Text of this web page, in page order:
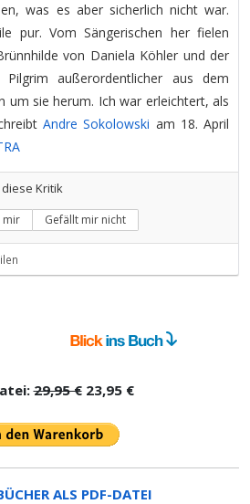
was es aber sicherlich nicht war.
pur. Vom Sängerischen her fielen
von Daniela Köhler und der
Pilgrim außerordentlicher aus dem
um sie herum. Ich war erleichtert, als
Andre Sokolowski am 18. April
Kritik
mir Gefällt mir nicht
29,95 €23,95 €
ALS PDF-DATEI